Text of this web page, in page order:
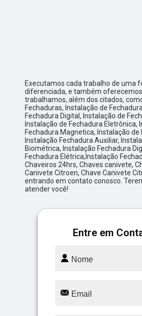
Executamos cada trabalho de uma
diferenciada, e também
trabalhamos, além dos citados,
Fechaduras, Instalação de
Fechadura Digital, Instalação de
Instalação de Fechadura Eletrônica,
Fechadura Magnetica, Instalação de
Instalação Fechadura Auxiliar,
Biométrica, Instalação Fechadura
Fechadura Elétrica,Instalação
Chaveiros 24hrs, Chaves canivete,
Canivete Citroen, Chave Canivete
entrando em contato conosco.
atender você!
Entre em